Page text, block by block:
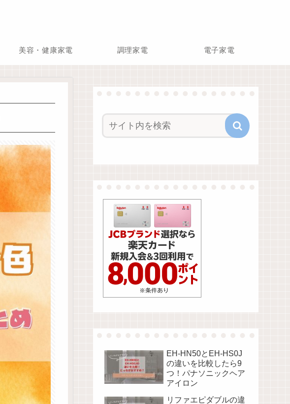
美容・健康家電 調理家電 電子家電
EH-HN50とEH-HS0J
の違いを比較したら9
つ！パナソニックヘア
アイロン
リファエピダブルの違